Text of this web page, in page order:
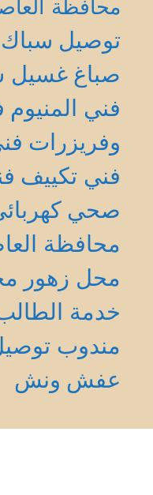
محافظة
توصيل سباك
صباغ غسيل
فني المنيوم
وفريزرات
فني تكييف
صحي
محافظة
محل زهور
خدمة
مندوب
عفش ونش